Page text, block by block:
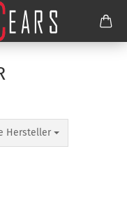
Hersteller
Seite